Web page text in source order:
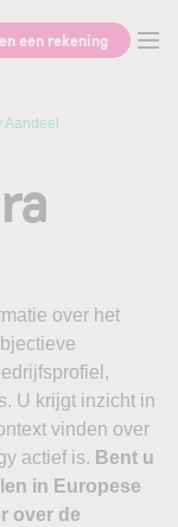
informatie
een rekening
Aandeel
over het
U krijgt inzicht in
vinden over
actief is. Bent u
in Europese
over de